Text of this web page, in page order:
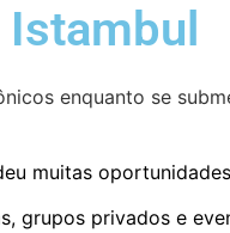
enquanto se
muitas
grupos privados e